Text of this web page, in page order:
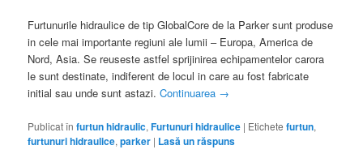
Furtunurile hidraulice de tip GlobalCore de la Parker sunt produse
in cele mai importante regiuni ale lumii – Europa, America de
Nord, Asia. Se reuseste astfel sprijinirea echipamentelor carora
le sunt destinate, indiferent de locul in care au fost fabricate
initial sau unde sunt astazi.Continuarea →
Publicat în furtun hidraulic,Furtunuri hidraulice | Etichete furtun,
furtunuri hidraulice,parker | Lasă un răspuns